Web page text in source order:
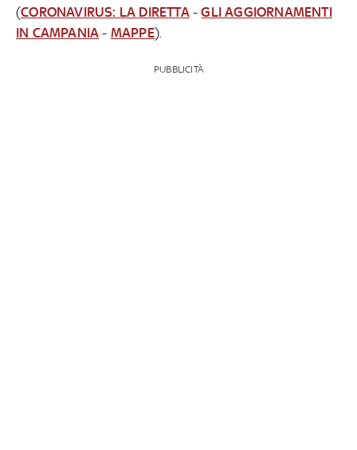
(CORONAVIRUS: LA DIRETTA-GLI AGGIORNAMENTI
IN CAMPANIA - MAPPE).
PUBBLICITÀ